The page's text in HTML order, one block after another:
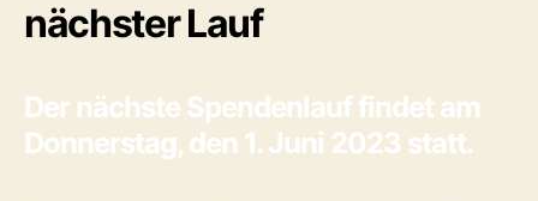
nächster Lauf
Der nächste Spendenlauf findet am
Donnerstag, den 1. Juni 2023 statt.